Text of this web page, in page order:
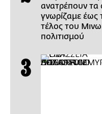
ανατρέπουν τα
γνωρίζαμε έως
τέλος του
πολιτισμού